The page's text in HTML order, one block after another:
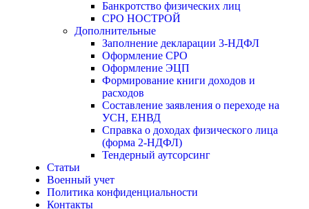
Банкротство физических лиц
СРО НОСТРОЙ
Дополнительные
Заполнение декларации 3-НДФЛ
Оформление СРО
Оформление ЭЦП
Формирование книги доходов и
расходов
Составление заявления о переходе на
УСН, ЕНВД
Справка о доходах физического лица
(форма 2-НДФЛ)
Тендерный аутсорсинг
Статьи
Военный учет
Политика конфиденциальности
Контакты